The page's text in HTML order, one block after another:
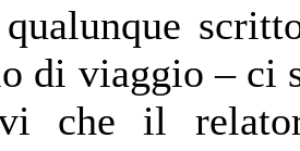
di viaggio – ci
che il